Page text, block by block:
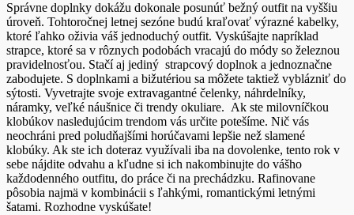
Správne doplnky dokážu dokonale posunúť bežný outfit na vyššiu
úroveň. Tohtoročnej letnej sezóne budú kraľovať výrazné kabelky,
ktoré ľahko oživia váš jednoduchý outfit. Vyskúšajte napríklad
strapce, ktoré sa v rôznych podobách vracajú do módy so železnou
pravidelnosťou. Stačí aj jediný strapcový doplnok a jednoznačne
zabodujete. S doplnkami a bižutériou sa môžete taktiež vyblázniť do
sýtosti. Vyvetrajte svoje extravagantné čelenky, náhrdelníky,
náramky, veľké náušnice či trendy okuliare. Ak ste milovníčkou
klobúkov nasledujúcim trendom vás určite potešíme. Nič vás
neochráni pred poludňajšími horúčavami lepšie než slamené
klobúky. Ak ste ich doteraz využívali iba na dovolenke, tento rok v
sebe nájdite odvahu a kľudne si ich nakombinujte do vášho
každodenného outfitu, do práce či na prechádzku. Rafinovane
pôsobia najmä v kombinácii s ľahkými, romantickými letnými
šatami. Rozhodne vyskúšate!